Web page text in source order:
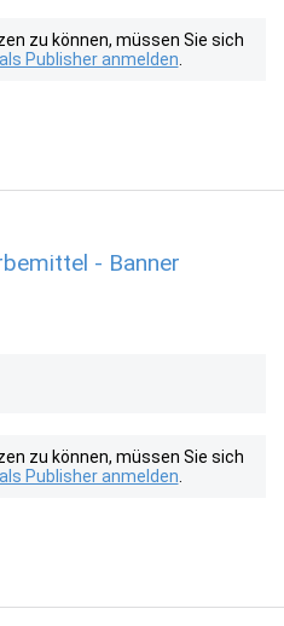
zu können, müssen Sie sich
als Publisher anmelden
- Banner
zu können, müssen Sie sich
als Publisher anmelden